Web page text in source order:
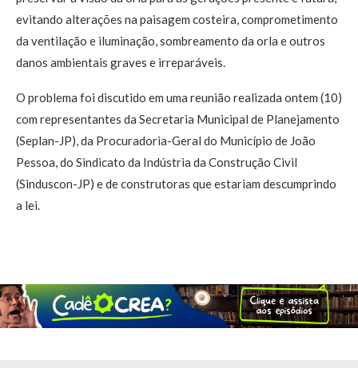
evitando alterações na paisagem costeira, comprometimento
da ventilação e iluminação, sombreamento da orla e outros
danos ambientais graves e irreparáveis.
O problema foi discutido em uma reunião realizada ontem (10)
com representantes da Secretaria Municipal de Planejamento
(Seplan-JP), da Procuradoria-Geral do Município de João
Pessoa, do Sindicato da Indústria da Construção Civil
(Sinduscon-JP) e de construtoras que estariam descumprindo
a lei.